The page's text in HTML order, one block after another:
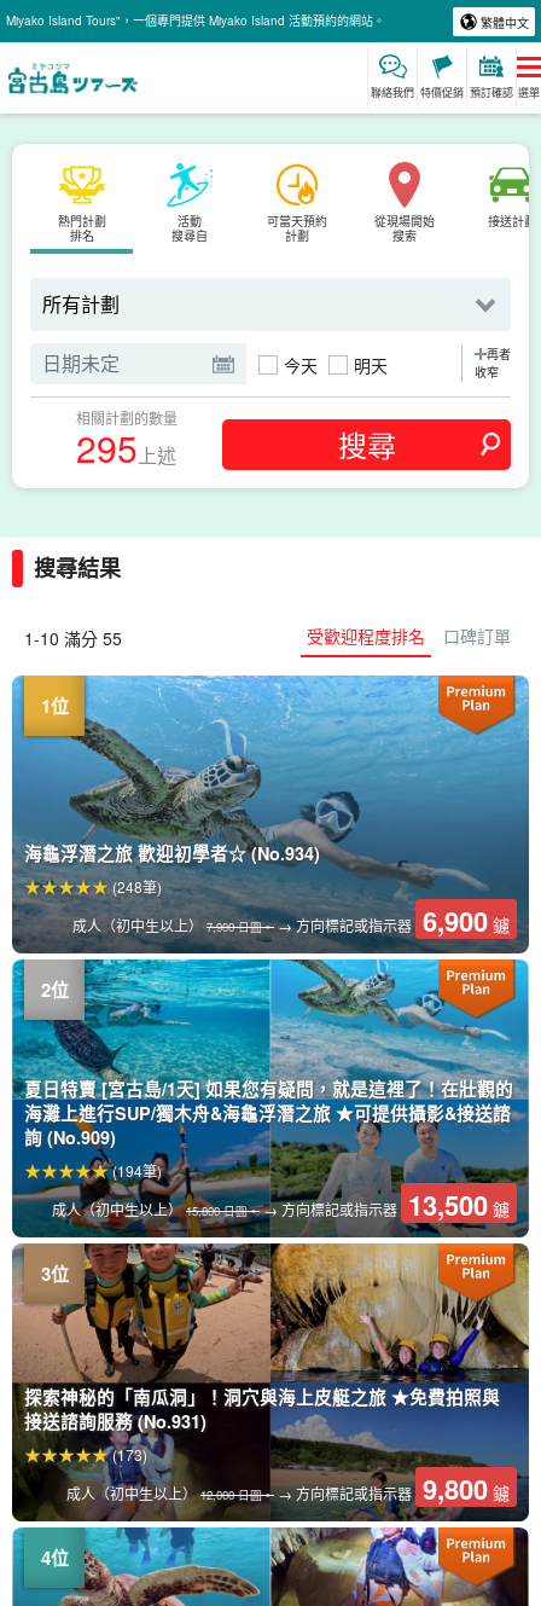
Miyako Island Tours"，一個專門提供 Miyako Island 活動預約的網站。 繁體中文
聯絡我們 特價促銷 預訂確認 選單
熱門計劃
排名
活動
搜尋自
可當天預約
計劃
從現場開始
搜索
接送計劃
今天 明天
再者
收窄
相關計劃的數量
295 上述
搜尋結果
1-10 滿分 55 受歡迎程度排名 口碑訂單
海龜浮潛之旅 歡迎初學者☆ (No.934)
成人（初中生以上）7,900 日圓。→ 方向標記或指示器 6,900 鑢
(248筆)
夏日特賣 [宮古島/1天] 如果您有疑問，就是這裡了！在壯觀的
海灘上進行SUP/獨木舟&海龜浮潛之旅 ★可提供攝影&接送諮
詢 (No.909)
成人（初中生以上）15,800 日圓。→ 方向標記或指示器 13,500 鑢
(194筆)
探索神秘的「南瓜洞」！洞穴與海上皮艇之旅 ★免費拍照與
接送諮詢服務 (No.931)
成人（初中生以上）12,000 日圓。→ 方向標記或指示器 9,800 鑢
(173)